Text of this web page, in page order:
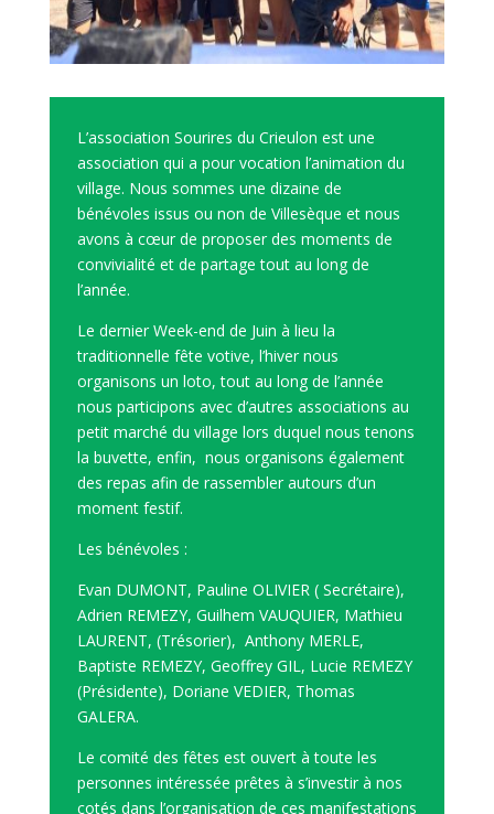
L’association Sourires du Crieulon est une
association qui a pour vocation l’animation du
village. Nous sommes une dizaine de
bénévoles issus ou non de Villesèque et nous
avons à cœur de proposer des moments de
convivialité et de partage tout au long de
l’année.
Le dernier Week-end de Juin à lieu la
traditionnelle fête votive, l’hiver nous
organisons un loto, tout au long de l’année
nous participons avec d’autres associations au
petit marché du village lors duquel nous tenons
la buvette, enfin, nous organisons également
des repas afin de rassembler autours d’un
moment festif.
Les bénévoles :
Evan DUMONT, Pauline OLIVIER ( Secrétaire),
Adrien REMEZY, Guilhem VAUQUIER, Mathieu
LAURENT, (Trésorier), Anthony MERLE,
Baptiste REMEZY, Geoffrey GIL, Lucie REMEZY
(Présidente), Doriane VEDIER, Thomas
GALERA.
Le comité des fêtes est ouvert à toute les
personnes intéressée prêtes à s’investir à nos
cotés dans l’organisation de ces manifestations